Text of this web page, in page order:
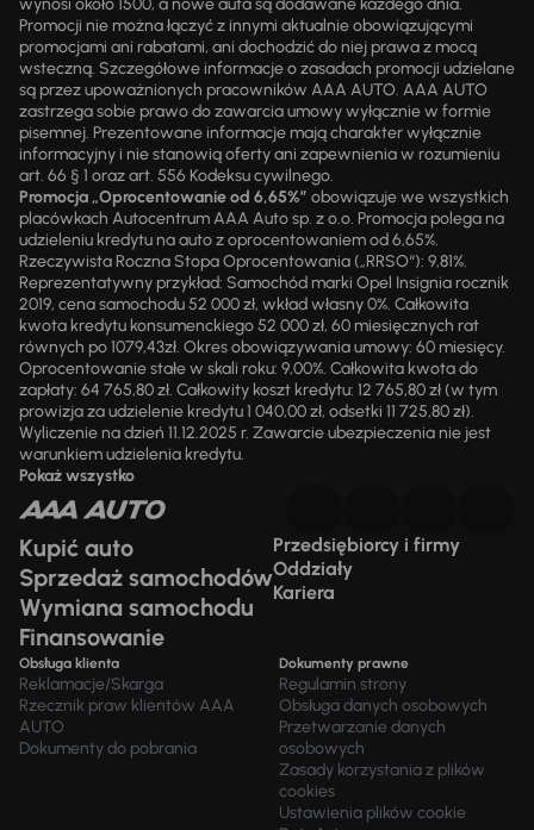
wynosi około 1500, a nowe auta są dodawane każdego dnia.
Promocji nie można łączyć z innymi aktualnie obowiązującymi
promocjami ani rabatami, ani dochodzić do niej prawa z mocą
wsteczną. Szczegółowe informacje o zasadach promocji udzielane
są przez upoważnionych pracowników AAA AUTO. AAA AUTO
zastrzega sobie prawo do zawarcia umowy wyłącznie w formie
pisemnej. Prezentowane informacje mają charakter wyłącznie
informacyjny i nie stanowią oferty ani zapewnienia w rozumieniu
art. 66 § 1 oraz art. 556 Kodeksu cywilnego.
Promocja „Oprocentowanie od 6,65%” obowiązuje we wszystkich
placówkach Autocentrum AAA Auto sp. z o.o. Promocja polega na
udzieleniu kredytu na auto z oprocentowaniem od 6,65%.
Rzeczywista Roczna Stopa Oprocentowania („RRSO“): 9,81%.
Reprezentatywny przykład: Samochód marki Opel Insignia rocznik
2019, cena samochodu 52 000 zł, wkład własny 0%. Całkowita
kwota kredytu konsumenckiego 52 000 zł, 60 miesięcznych rat
równych po 1079,43zł. Okres obowiązywania umowy: 60 miesięcy.
Oprocentowanie stałe w skali roku: 9,00%. Całkowita kwota do
zapłaty: 64 765,80 zł. Całkowity koszt kredytu: 12 765,80 zł (w tym
prowizja za udzielenie kredytu 1 040,00 zł, odsetki 11 725,80 zł).
Wyliczenie na dzień 11.12.2025 r. Zawarcie ubezpieczenia nie jest
warunkiem udzielenia kredytu.
Pokaż wszystko
Kupić auto
Sprzedaż samochodów
Wymiana samochodu
Finansowanie
Przedsiębiorcy i firmy
Oddziały
Kariera
Obsługa klienta
Reklamacje/Skarga
Rzecznik praw klientów AAA
AUTO
Dokumenty do pobrania
Dokumenty prawne
Regulamin strony
Obsługa danych osobowych
Przetwarzanie danych
osobowych
Zasady korzystania z plików
cookies
Ustawienia plików cookie